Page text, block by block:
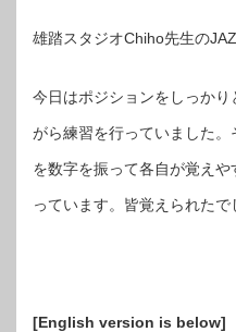
雄踏スタジオChiho先生の
今日はポジションをしっか
がら練習を行っていました
を数字を振って各自が覚え
っています。皆覚えられたで
[English version is below]